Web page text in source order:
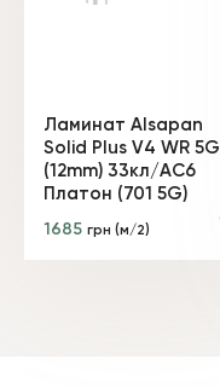
Ламинат Alsapan
Solid Plus V4 WR 5G
(12mm) 33кл/АС6
Платон (701 5G)
1685 грн (м/2)